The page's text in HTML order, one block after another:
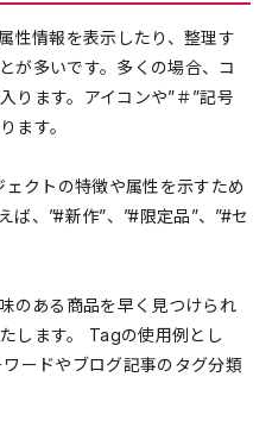
性情報を表示したり、整理す
が多いです。多くの場合、コ
ります。アイコンや”＃”記号
ます。
クトの特徴や属性を示すため
ば、”#新作”、”#限定品”、”#セ
のある商品を早く見つけられ
します。 Tagの使用例とし
ードやブログ記事のタグ分類